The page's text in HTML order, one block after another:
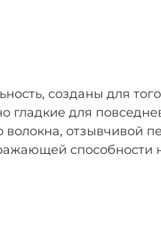
созданы для
гладкие для
отзывчивой
способности